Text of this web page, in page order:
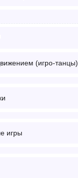
(игро-танцы)
игры